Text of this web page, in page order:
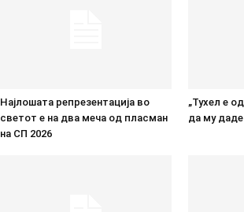
Најлошата репрезентација во
светот е на два меча од пласман
на СП 2026
„Тухел е
да му